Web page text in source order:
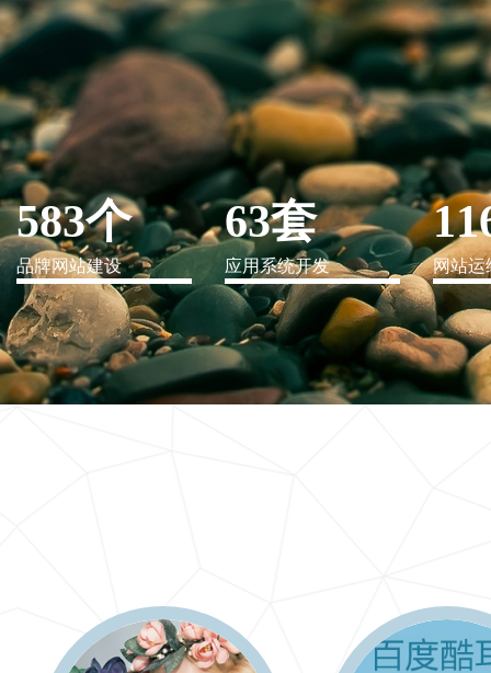
IT行业解决方案
信息爆炸时代，信息传递是否做到更新、更全、更
快
583个
品牌网站建设
63套
应用系统开发 网站运